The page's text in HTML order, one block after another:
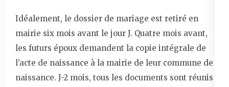
Idéalement, le dossier de mariage est retiré en
mairie six mois avant le jour J. Quatre mois avant,
les futurs époux demandent la copie intégrale de
l’acte de naissance à la mairie de leur commune de
naissance. J-2 mois, tous les documents sont réunis